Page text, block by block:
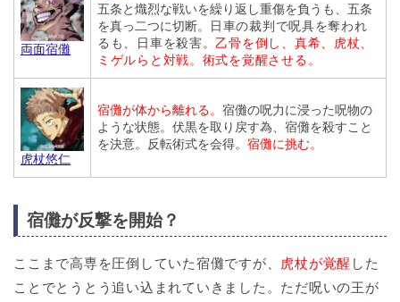
両面宿儺
五条と熾烈な戦いを繰り返し重傷を負うも、五条
を真っ二つに切断。
日車の裁判で呪具を奪われ
るも、日車を殺害。乙骨を倒し、真希、虎杖、
ミゲルらと対戦。術式を覚醒させる。
虎杖悠仁
宿儺が体から離れる。 宿儺の呪力に浸った呪物の
ような状態。伏黒を取り戻す為、宿儺を殺すこと
を決意。反転術式を会得。 宿儺に挑む。
宿儺が反撃を開始？
ここまで高専を圧倒していた宿儺ですが、 虎杖が覚醒 した
ことでとうとう追い込まれていきました。ただ呪いの王が